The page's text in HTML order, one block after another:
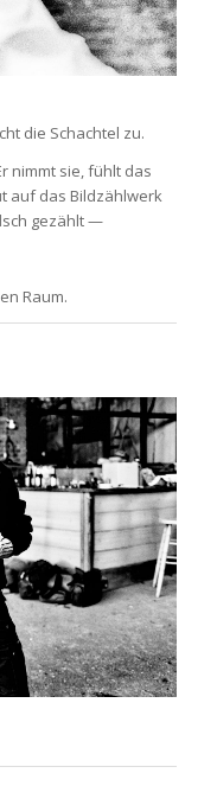
die Schachtel zu.
nimmt sie, fühlt das
auf das Bildzählwerk
gezählt —
Raum.